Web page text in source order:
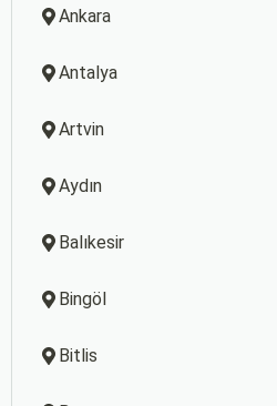
Ankara
Antalya
Artvin
Aydın
Balıkesir
Bingöl
Bitlis